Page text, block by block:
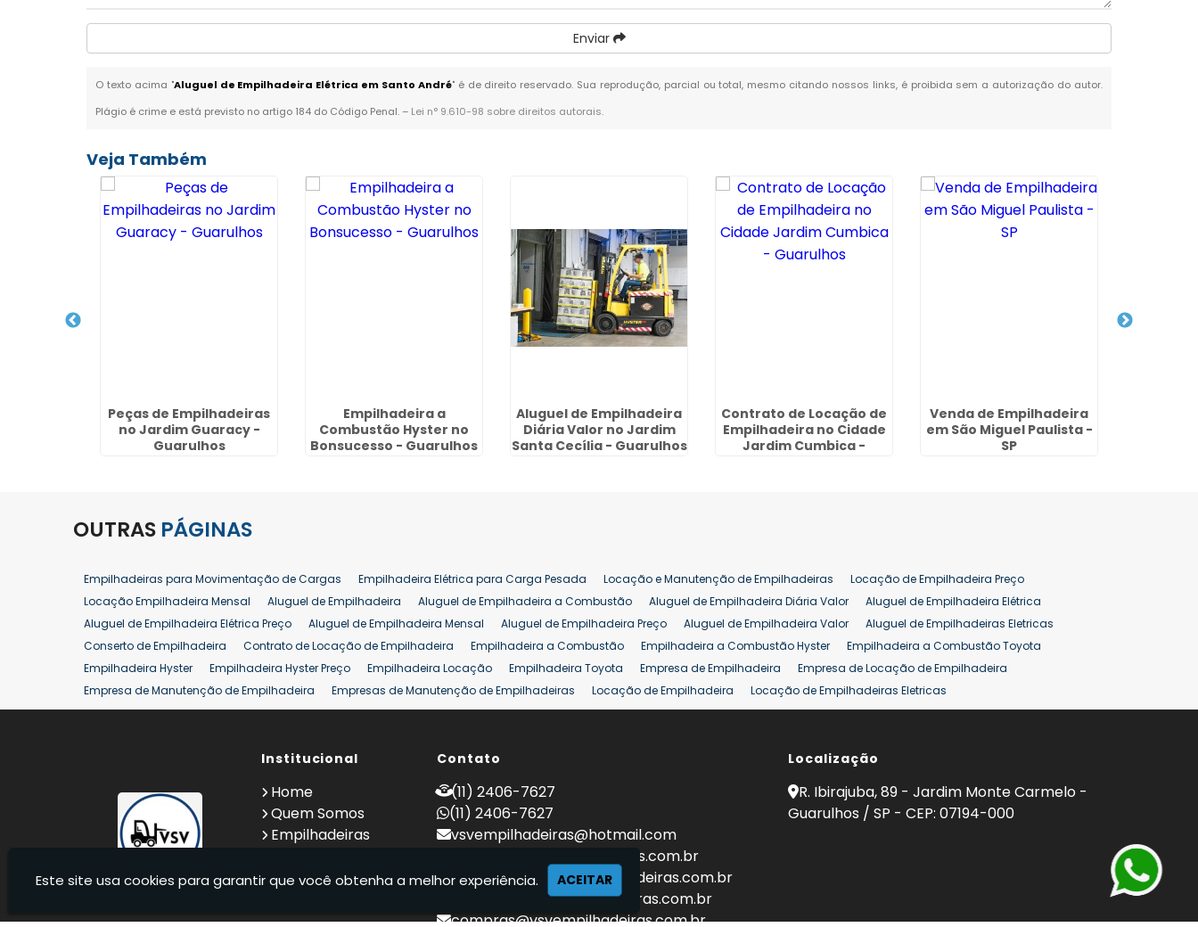
Enviar
O texto acima "Aluguel de Empilhadeira Elétrica em Santo André" é de direito reservado. Sua reprodução, parcial ou total, mesmo citando nossos links, é proibida sem a autorização do autor.
Plágio é crime e está previsto no artigo 184 do Código Penal. – Lei n° 9.610-98 sobre direitos autorais.
Veja Também
Peças de Empilhadeiras
no Jardim Guaracy -
Guarulhos
Empilhadeira a
Combustão Hyster no
Bonsucesso - Guarulhos
Aluguel de Empilhadeira
Diária Valor no Jardim
Santa Cecília - Guarulhos
Contrato de Locação de
Empilhadeira no Cidade
Jardim Cumbica -
Venda de Empilhadeira
em São Miguel Paulista -
SP
OUTRAS PÁGINAS
Empilhadeiras para Movimentação de Cargas Empilhadeira Elétrica para Carga Pesada Locação e Manutenção de Empilhadeiras
Locação de Empilhadeira Preço
Locação Empilhadeira Mensal
Aluguel de Empilhadeira Aluguel de Empilhadeira a Combustão Aluguel de Empilhadeira Diária Valor
Aluguel de Empilhadeira Elétrica
Aluguel de Empilhadeira Elétrica Preço
Aluguel de Empilhadeira Mensal Aluguel de Empilhadeira Preço Aluguel de Empilhadeira Valor
Aluguel de Empilhadeiras Eletricas
Conserto de Empilhadeira
Contrato de Locação de Empilhadeira Empilhadeira a Combustão Empilhadeira a Combustão Hyster
Empilhadeira a Combustão Toyota
Empilhadeira Hyster
Empilhadeira Hyster Preço Empilhadeira Locação Empilhadeira Toyota Empresa de Empilhadeira
Empresa de Locação de Empilhadeira
Empresa de Manutenção de Empilhadeira
Empresas de Manutenção de Empilhadeiras Locação de Empilhadeira
Locação de Empilhadeiras Eletricas
Locação Empilhadeira Hyster
Locação Empilhadeira para Hipermercados Locação Empilhadeira para Mercados
Manutenção de Empilhadeiras
Comprar Empilhadeira Comprar Empilhadeira Elétrica Comprar Empilhadeira Hyster
Locação de Empilhadeira 25 ton
Comprar Empilhadeira 25 ton Empilhadeira a Combustão 25 ton Preço de Empilhadeira 25 ton Venda Empilhadeiras 25 ton
Institucional
Home
Quem Somos
Empilhadeiras
Informações
Contato
(11) 2406-7627
(11) 2406-7627
vsvempilhadeiras@hotmail.com
locacao@vsvempilhadeiras.com.br
manutencao@vsvempilhadeiras.com.br
financeiro@vsvempilhadeiras.com.br
compras@vsvempilhadeiras.com.br
Localização
R. Ibirajuba, 89 - Jardim Monte Carmelo -
Guarulhos / SP - CEP: 07194-000
Este site usa cookies para garantir que você obtenha a melhor experiência. ACEITAR